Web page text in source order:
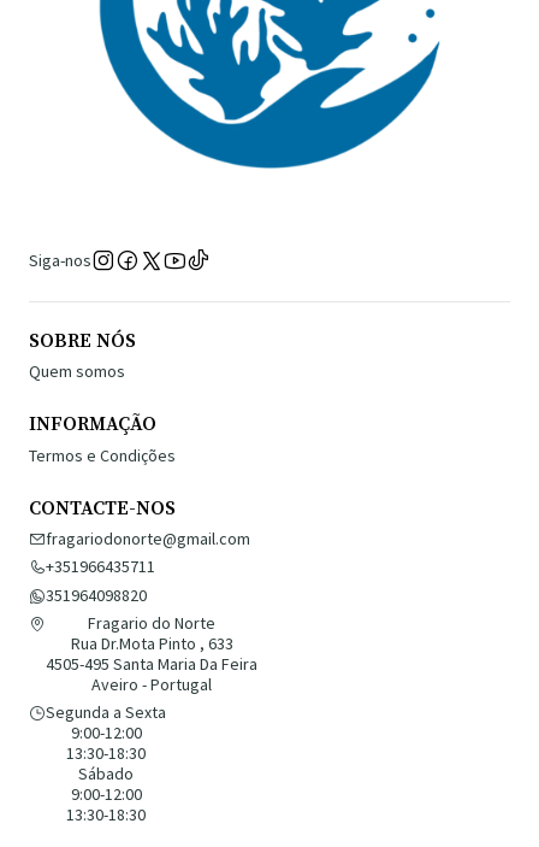
Siga-nos
SOBRE NÓS
Quem somos
INFORMAÇÃO
Termos e Condições
CONTACTE-NOS
fragariodonorte@gmail.com
+351966435711
351964098820
Fragario do Norte
Rua Dr.Mota Pinto , 633
4505-495 Santa Maria Da Feira
Aveiro - Portugal
Segunda a Sexta
9:00-12:00
13:30-18:30
Sábado
9:00-12:00
13:30-18:30